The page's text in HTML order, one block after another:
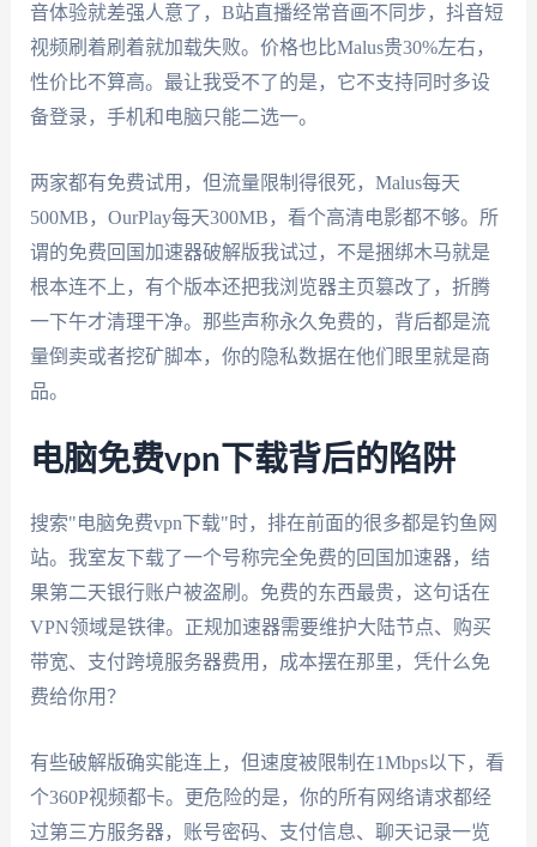
音体验就差强人意了，B站直播经常音画不同步，抖音短
视频刷着刷着就加载失败。价格也比Malus贵30%左右，
性价比不算高。最让我受不了的是，它不支持同时多设
备登录，手机和电脑只能二选一。
两家都有免费试用，但流量限制得很死，Malus每天
500MB，OurPlay每天300MB，看个高清电影都不够。所
谓的免费回国加速器破解版我试过，不是捆绑木马就是
根本连不上，有个版本还把我浏览器主页篡改了，折腾
一下午才清理干净。那些声称永久免费的，背后都是流
量倒卖或者挖矿脚本，你的隐私数据在他们眼里就是商
品。
电脑免费vpn下载背后的陷阱
搜索"电脑免费vpn下载"时，排在前面的很多都是钓鱼网
站。我室友下载了一个号称完全免费的回国加速器，结
果第二天银行账户被盗刷。免费的东西最贵，这句话在
VPN领域是铁律。正规加速器需要维护大陆节点、购买
带宽、支付跨境服务器费用，成本摆在那里，凭什么免
费给你用？
有些破解版确实能连上，但速度被限制在1Mbps以下，看
个360P视频都卡。更危险的是，你的所有网络请求都经
过第三方服务器，账号密码、支付信息、聊天记录一览